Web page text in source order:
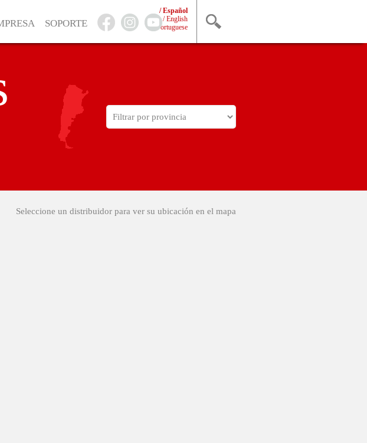
SOPORTE
/ Español
/ English
/ Portuguese
Seleccione un distribuidor para ver su ubicación en el mapa